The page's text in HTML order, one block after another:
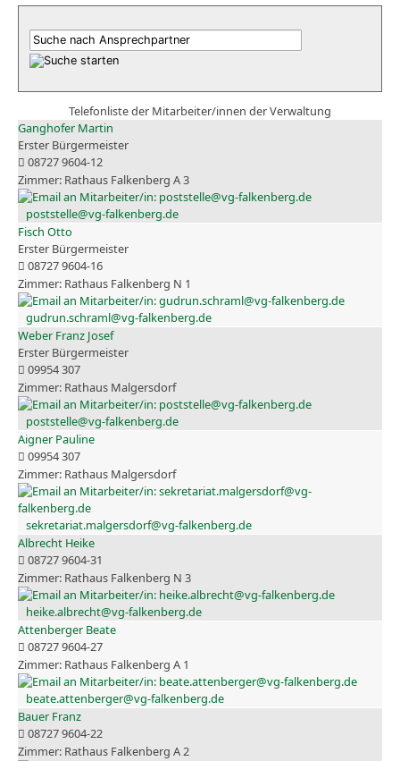
Telefonliste der Mitarbeiter/innen der Verwaltung
Ganghofer Martin
Erster Bürgermeister
08727 9604-12
Rathaus Falkenberg A 3
poststelle@vg-falkenberg.de
Fisch Otto
Erster Bürgermeister
08727 9604-16
Rathaus Falkenberg N 1
gudrun.schraml@vg-falkenberg.de
Weber Franz Josef
Erster Bürgermeister
09954 307
Rathaus Malgersdorf
poststelle@vg-falkenberg.de
Aigner Pauline
09954 307
Rathaus Malgersdorf
sekretariat.malgersdorf@vg-falkenberg.de
Albrecht Heike
08727 9604-31
Rathaus Falkenberg N 3
heike.albrecht@vg-falkenberg.de
Attenberger Beate
08727 9604-27
Rathaus Falkenberg A 1
beate.attenberger@vg-falkenberg.de
Bauer Franz
08727 9604-22
Rathaus Falkenberg A 2